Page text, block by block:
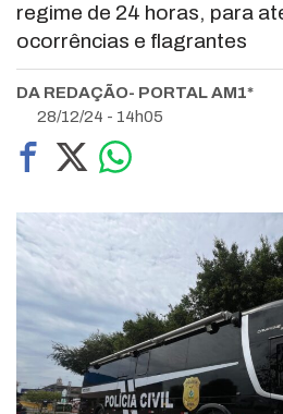
regime de 24 horas, para
ocorrências e flagrantes
DA REDAÇÃO- PORTAL AM1*
28/12/24 - 14h05